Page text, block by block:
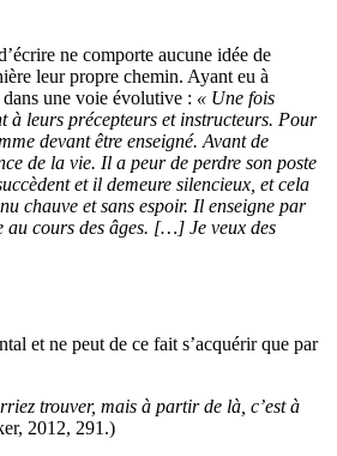
ne comporte aucune idée de
leur propre chemin. Ayant eu à
une voie évolutive : « Une fois
à leurs précepteurs et instructeurs. Pour
devant être enseigné. Avant de
de la vie. Il a peur de perdre son poste
et il demeure silencieux, et cela
chauve et sans espoir. Il enseigne par
au cours des âges. […] Je veux des
et ne peut de ce fait s’acquérir que par
trouver, mais à partir de là, c’est à
2012, 291.)